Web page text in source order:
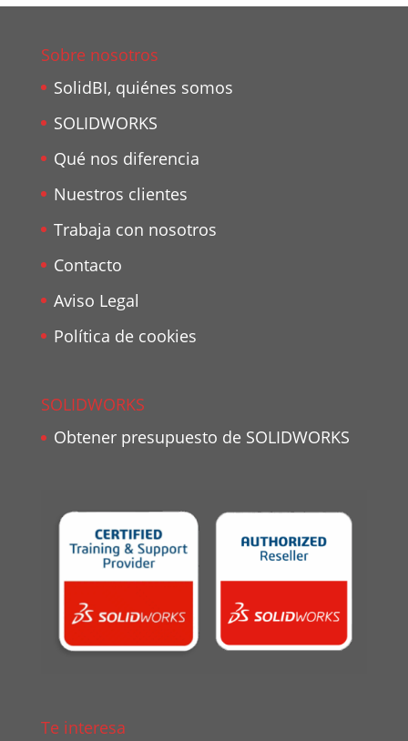
Sobre nosotros
SolidBI, quiénes somos
SOLIDWORKS
Qué nos diferencia
Nuestros clientes
Trabaja con nosotros
Contacto
Aviso Legal
Política de cookies
SOLIDWORKS
Obtener presupuesto de SOLIDWORKS
Te interesa